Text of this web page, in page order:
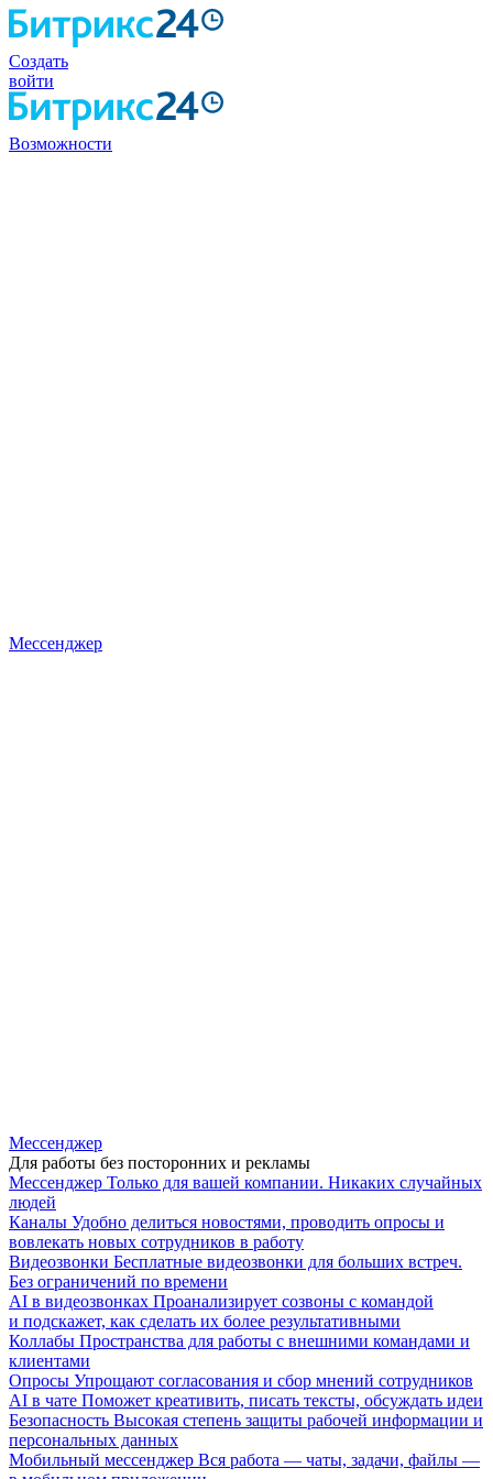
Создать
войти
Возможности
Мессенджер
Мессенджер
Для работы без посторонних и рекламы
Мессенджер Только для вашей компании. Никаких случайных
людей
Каналы Удобно делиться новостями, проводить опросы и
вовлекать новых сотрудников в работу
Видеозвонки Бесплатные видеозвонки для больших встреч.
Без ограничений по времени
AI в видеозвонках Проанализирует созвоны с командой
и подскажет, как сделать их более результативными
Коллабы Пространства для работы с внешними командами и
клиентами
Опросы Упрощают согласования и сбор мнений сотрудников
AI в чате Поможет креативить, писать тексты, обсуждать идеи
Безопасность Высокая степень защиты рабочей информации и
персональных данных
Мобильный мессенджер Вся работа — чаты, задачи, файлы —